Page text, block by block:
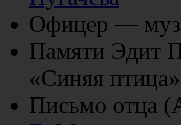
Офицер —
Памяти Эдит
«Синяя птица»
Письмо отца